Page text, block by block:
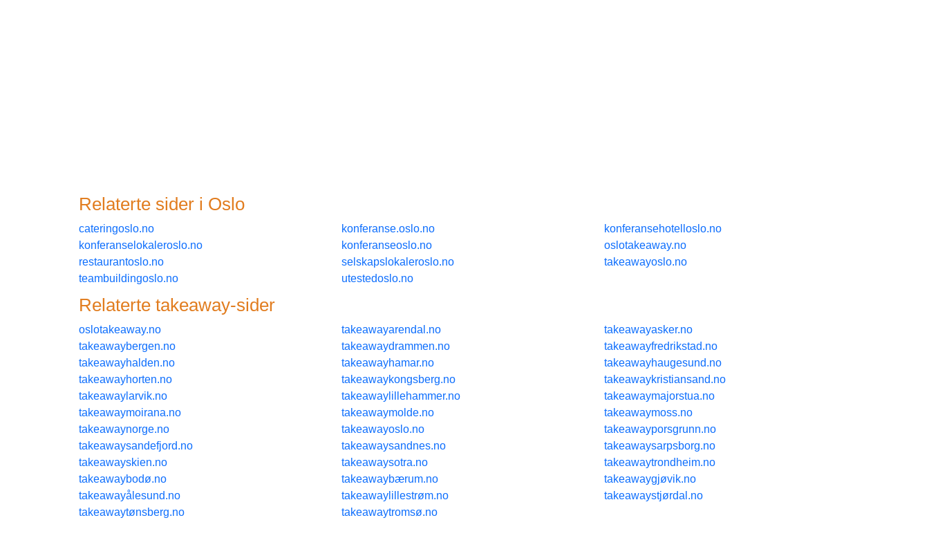
Relaterte sider i oslo
cateringoslo.no konferanse.oslo.no
konferansehotelloslo.no
konferanselokaleroslo.no
konferanseoslo.no
oslotakeaway.no
restaurantoslo.no
selskapslokaleroslo.no
takeawayoslo.no
teambuildingoslo.no
utestedoslo.no
Relaterte takeaway-sider
oslotakeaway.no takeawayarendal.no
takeawayasker.no
takeawaybergen.no
takeawaydrammen.no
takeawayfredrikstad.no
takeawayhalden.no
takeawayhamar.no
takeawayhaugesund.no
takeawayhorten.no
takeawaykongsberg.no
takeawaykristiansand.no
takeawaylarvik.no
takeawaylillehammer.no
takeawaymajorstua.no
takeawaymoirana.no
takeawaymolde.no
takeawaymoss.no
takeawaynorge.no
takeawayoslo.no
takeawayporsgrunn.no
takeawaysandefjord.no
takeawaysandnes.no
takeawaysarpsborg.no
takeawayskien.no
takeawaysotra.no
takeawaytrondheim.no
takeawaybodø.no
takeawaybærum.no
takeawaygjøvik.no
takeawayålesund.no
takeawaylillestrøm.no
takeawaystjørdal.no
takeawaytønsberg.no
takeawaytromsø.no